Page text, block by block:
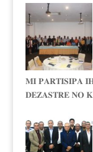
𝐌𝐈 𝐏𝐀𝐑𝐓𝐈𝐒𝐈𝐏𝐀
𝐃𝐄𝐙𝐀𝐒𝐓𝐑𝐄 𝐍𝐎